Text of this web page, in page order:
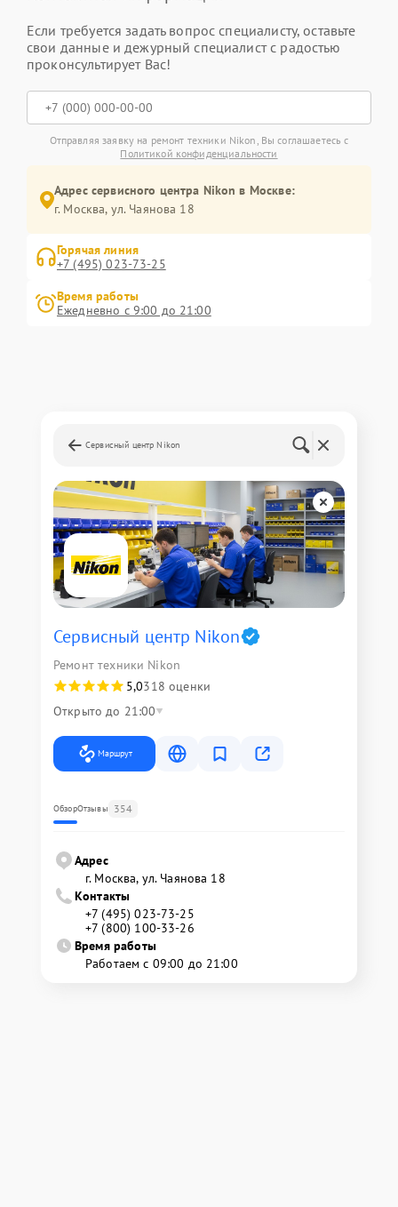
Если требуется задать вопрос специалисту, оставьте
свои данные и дежурный специалист с радостью
проконсультирует Вас!
Отправляя заявку на ремонт техники Nikon, Вы соглашаетесь с
Политикой конфиденциальности
Адрес сервисного центра Nikon в Москве:
г. Москва, ул. Чаянова 18
Горячая линия
+7 (495) 023-73-25
Время работы
Ежедневно с 9:00 до 21:00
Сервисный центр Nikon
Сервисный центр Nikon
Ремонт техники Nikon
5,0318 оценки
Открыто до 21:00
Маршрут
ОбзорОтзывы 354
Адрес
г. Москва, ул. Чаянова 18
Контакты
+7 (495) 023-73-25
+7 (800) 100-33-26
Время работы
Работаем с 09:00 до 21:00